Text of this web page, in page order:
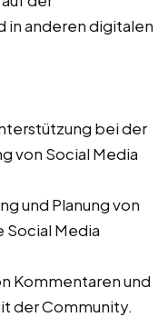
in anderen digitalen
bei der
von Social Media
und Planung von
Media
Kommentaren und
der Community.